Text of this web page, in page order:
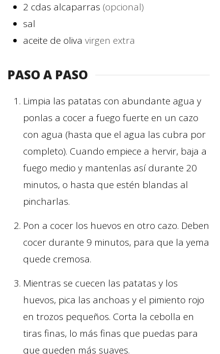
2 cdas alcaparras (opcional)
sal
aceite de oliva virgen extra
PASO A PASO
Limpia las patatas con abundante agua y
ponlas a cocer a fuego fuerte en un cazo
con agua (hasta que el agua las cubra por
completo). Cuando empiece a hervir, baja a
fuego medio y mantenlas así durante 20
minutos, o hasta que estén blandas al
pincharlas.
Pon a cocer los huevos en otro cazo. Deben
cocer durante 9 minutos, para que la yema
quede cremosa.
Mientras se cuecen las patatas y los
huevos, pica las anchoas y el pimiento rojo
en trozos pequeños. Corta la cebolla en
tiras finas, lo más finas que puedas para
que queden más suaves.